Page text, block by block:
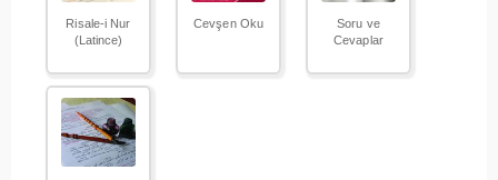
Risale-i Nur
(Latince)
Cevşen Oku
Soru ve
Cevaplar